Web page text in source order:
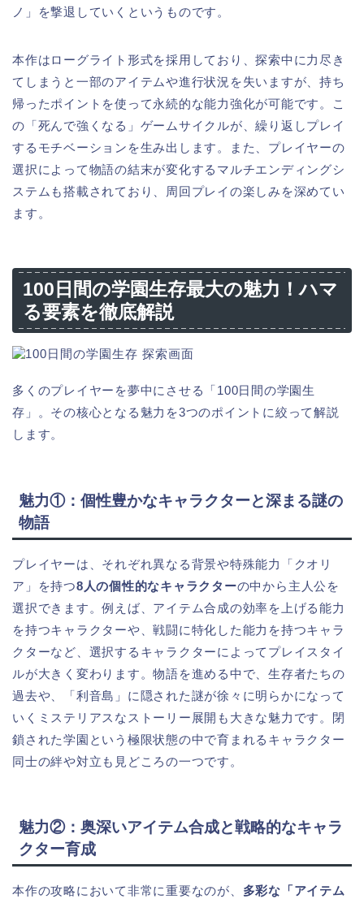
ノ」を撃退していくというものです。
本作はローグライト形式を採用しており、探索中に力尽き
てしまうと一部のアイテムや進行状況を失いますが、持ち
帰ったポイントを使って永続的な能力強化が可能です。こ
の「死んで強くなる」ゲームサイクルが、繰り返しプレイ
するモチベーションを生み出します。また、プレイヤーの
選択によって物語の結末が変化するマルチエンディングシ
ステムも搭載されており、周回プレイの楽しみを深めてい
ます。
100日間の学園生存最大の魅力！ハマ
る要素を徹底解説
多くのプレイヤーを夢中にさせる「100日間の学園生
存」。その核心となる魅力を3つのポイントに絞って解説
します。
魅力①：個性豊かなキャラクターと深まる謎の
物語
プレイヤーは、それぞれ異なる背景や特殊能力「クオリ
ア」を持つ8人の個性的なキャラクターの中から主人公を
選択できます。例えば、アイテム合成の効率を上げる能力
を持つキャラクターや、戦闘に特化した能力を持つキャラ
クターなど、選択するキャラクターによってプレイスタイ
ルが大きく変わります。物語を進める中で、生存者たちの
過去や、「利音島」に隠された謎が徐々に明らかになって
いくミステリアスなストーリー展開も大きな魅力です。閉
鎖された学園という極限状態の中で育まれるキャラクター
同士の絆や対立も見どころの一つです。
魅力②：奥深いアイテム合成と戦略的なキャラ
クター育成
本作の攻略において非常に重要なのが、 多彩な「アイテム